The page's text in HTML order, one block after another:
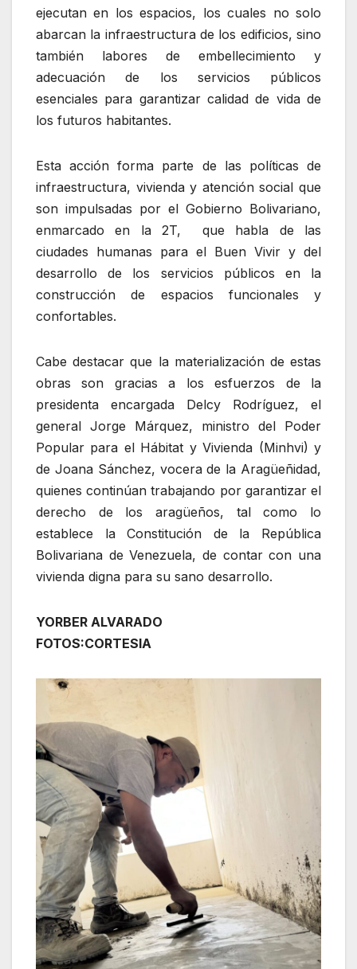
ejecutan en los espacios, los cuales no solo
abarcan la infraestructura de los edificios, sino
también labores de embellecimiento y
adecuación de los servicios públicos
esenciales para garantizar calidad de vida de
los futuros habitantes.
Esta acción forma parte de las políticas de
infraestructura, vivienda y atención social que
son impulsadas por el Gobierno Bolivariano,
enmarcado en la 2T, que habla de las
ciudades humanas para el Buen Vivir y del
desarrollo de los servicios públicos en la
construcción de espacios funcionales y
confortables.
Cabe destacar que la materialización de estas
obras son gracias a los esfuerzos de la
presidenta encargada Delcy Rodríguez, el
general Jorge Márquez, ministro del Poder
Popular para el Hábitat y Vivienda (Minhvi) y
de Joana Sánchez, vocera de la Aragüeñidad,
quienes continúan trabajando por garantizar el
derecho de los aragüeños, tal como lo
establece la Constitución de la República
Bolivariana de Venezuela, de contar con una
vivienda digna para su sano desarrollo.
YORBER ALVARADO
FOTOS:CORTESIA